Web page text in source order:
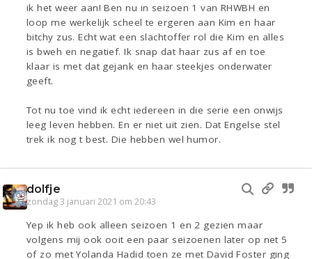
ik het weer aan! Ben nu in seizoen 1 van RHWBH en
loop me werkelijk scheel te ergeren aan Kim en haar
bitchy zus. Echt wat een slachtoffer rol die Kim en alles
is bweh en negatief. Ik snap dat haar zus af en toe
klaar is met dat gejank en haar steekjes onderwater
geeft.
Tot nu toe vind ik echt iedereen in die serie een onwijs
leeg leven hebben. En er niet uit zien. Dat Engelse stel
trek ik nog t best. Die hebben wel humor.
dolfje
zondag 3 januari 2021 om 20:43
Yep ik heb ook alleen seizoen 1 en 2 gezien maar
volgens mij ook ooit een paar seizoenen later op net 5
of zo met Yolanda Hadid toen ze met David Foster ging